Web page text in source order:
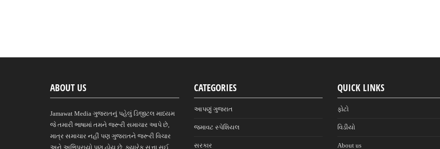
ABOUT US
Jamawat Media ગુજરાતનું પહેલું ડિજીટલ માધ્યમ
જે તમારી ભાષામાં તમને જરૂરી સમાચાર આપે છે,
માત્ર સમાચાર નહીં પણ ગુજરાતને જરૂરી વિચાર
અને અભિપ્રાયો પણ હોય છે, ક્યારેક સત્તા સુઈ
CATEGORIES
આપણું ગુજરાત
જમાવટ સ્પેશિયલ
સરકાર
QUICK LINKS
ફોટો
વિડીયો
About us